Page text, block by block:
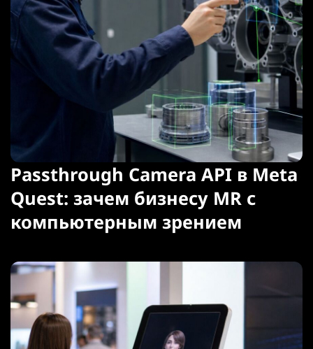
Passthrough Camera API в Meta
Quest: зачем бизнесу MR с
компьютерным зрением